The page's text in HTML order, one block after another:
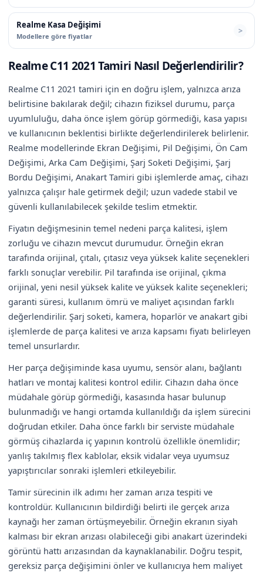
Realme Kasa Değişimi
Modellere göre fiyatlar
Realme C11 2021 Tamiri Nasıl Değerlendirilir?
Realme C11 2021 tamiri için en doğru işlem, yalnızca arıza
belirtisine bakılarak değil; cihazın fiziksel durumu, parça
uyumluluğu, daha önce işlem görüp görmediği, kasa yapısı
ve kullanıcının beklentisi birlikte değerlendirilerek belirlenir.
Realme modellerinde Ekran Değişimi, Pil Değişimi, Ön Cam
Değişimi, Arka Cam Değişimi, Şarj Soketi Değişimi, Şarj
Bordu Değişimi, Anakart Tamiri gibi işlemlerde amaç, cihazı
yalnızca çalışır hale getirmek değil; uzun vadede stabil ve
güvenli kullanılabilecek şekilde teslim etmektir.
Fiyatın değişmesinin temel nedeni parça kalitesi, işlem
zorluğu ve cihazın mevcut durumudur. Örneğin ekran
tarafında orijinal, çıtalı, çıtasız veya yüksek kalite seçenekleri
farklı sonuçlar verebilir. Pil tarafında ise orijinal, çıkma
orijinal, yeni nesil yüksek kalite ve yüksek kalite seçenekleri;
garanti süresi, kullanım ömrü ve maliyet açısından farklı
değerlendirilir. Şarj soketi, kamera, hoparlör ve anakart gibi
işlemlerde de parça kalitesi ve arıza kapsamı fiyatı belirleyen
temel unsurlardır.
Her parça değişiminde kasa uyumu, sensör alanı, bağlantı
hatları ve montaj kalitesi kontrol edilir. Cihazın daha önce
müdahale görüp görmediği, kasasında hasar bulunup
bulunmadığı ve hangi ortamda kullanıldığı da işlem sürecini
doğrudan etkiler. Daha önce farklı bir serviste müdahale
görmüş cihazlarda iç yapının kontrolü özellikle önemlidir;
yanlış takılmış flex kablolar, eksik vidalar veya uyumsuz
yapıştırıcılar sonraki işlemleri etkileyebilir.
Tamir sürecinin ilk adımı her zaman arıza tespiti ve
kontroldür. Kullanıcının bildirdiği belirti ile gerçek arıza
kaynağı her zaman örtüşmeyebilir. Örneğin ekranın siyah
kalması bir ekran arızası olabileceği gibi anakart üzerindeki
görüntü hattı arızasından da kaynaklanabilir. Doğru tespit,
gereksiz parça değişimini önler ve kullanıcıya hem maliyet